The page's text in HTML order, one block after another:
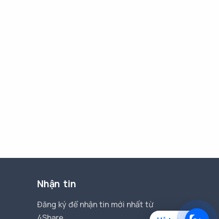
Nhận tin
Đăng ký để nhận tin mới nhất từ